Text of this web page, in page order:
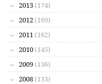
2013 (174)
2012 (169)
2011 (162)
2010 (145)
2009 (136)
2008 (133)